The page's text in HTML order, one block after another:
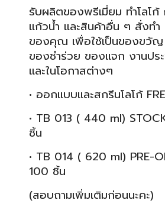
รับผลิตของพรีเมี่ยม ทำโลโก้
แก้วน้ำ และสินค้าอื่น ๆ สั่งท
ของคุณ เพื่อใช้เป็นของขวัญ
ของชำร่วย ของแจก งานปร
และในโอกาสต่างๆ
• ออกแบบและสกรีนโลโก้
• TB 013 ( 440 ml)
ชิ้น
• TB 014 ( 620 ml) PRE-
100 ชิ้น
(สอบถามเพิ่มเติมก่อนนะคะ)